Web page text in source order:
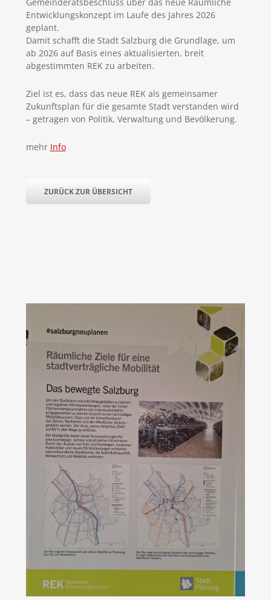
Entwicklungskonzept im Laufe des Jahres 2026
geplant.
Damit schafft die Stadt Salzburg die Grundlage, um
ab 2026 auf Basis eines aktualisierten, breit
abgestimmten REK zu arbeiten.
Ziel ist es, dass das neue REK als gemeinsamer
Zukunftsplan für die gesamte Stadt verstanden wird
– getragen von Politik, Verwaltung und Bevölkerung.
mehr Info
ZURÜCK ZUR ÜBERSICHT